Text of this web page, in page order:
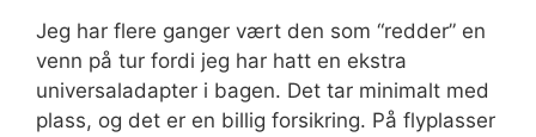
Jeg har flere ganger vært den som “redder” en
venn på tur fordi jeg har hatt en ekstra
universaladapter i bagen. Det tar minimalt med
plass, og det er en billig forsikring. På flyplasser